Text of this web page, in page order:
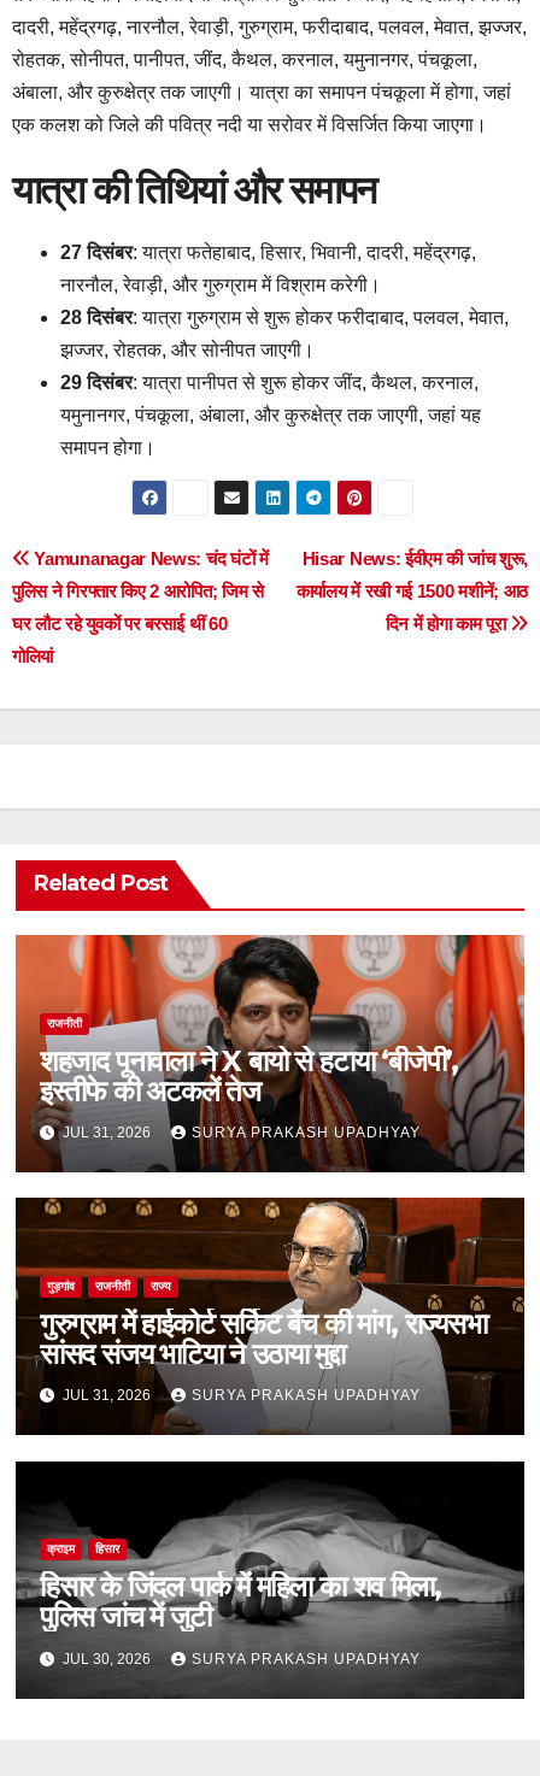
दादरी, महेंद्रगढ़, नारनौल, रेवाड़ी, गुरुग्राम, फरीदाबाद, पलवल, मेवात, झज्जर,
रोहतक, सोनीपत, पानीपत, जींद, कैथल, करनाल, यमुनानगर, पंचकूला,
अंबाला, और कुरुक्षेत्र तक जाएगी। यात्रा का समापन पंचकूला में होगा, जहां
एक कलश को जिले की पवित्र नदी या सरोवर में विसर्जित किया जाएगा।
यात्रा की तिथियां और समापन
27 दिसंबर: यात्रा फतेहाबाद, हिसार, भिवानी, दादरी, महेंद्रगढ़,
नारनौल, रेवाड़ी, और गुरुग्राम में विश्राम करेगी।
28 दिसंबर: यात्रा गुरुग्राम से शुरू होकर फरीदाबाद, पलवल, मेवात,
झज्जर, रोहतक, और सोनीपत जाएगी।
29 दिसंबर: यात्रा पानीपत से शुरू होकर जींद, कैथल, करनाल,
यमुनानगर, पंचकूला, अंबाला, और कुरुक्षेत्र तक जाएगी, जहां यह
समापन होगा।
Post
navigation
Hisar News: ईवीएम की जांच शुरू,
कार्यालय में रखी गई 1500 मशीनें; आठ
दिन में होगा काम पूरा
Yamunanagar News: चंद घंटों में
पुलिस ने गिरफ्तार किए 2 आरोपित; जिम से
घर लौट रहे युवकों पर बरसाई थीं 60
गोलियां
Related Post
राजनीती
शहजाद पूनावाला ने X बायो से हटाया ‘बीजेपी’,
इस्तीफे की अटकलें तेज
JUL 31, 2026 SURYA PRAKASH UPADHYAY
गुड़गांव राजनीती राज्य
गुरुग्राम में हाईकोर्ट सर्किट बेंच की मांग, राज्यसभा
सांसद संजय भाटिया ने उठाया मुद्दा
JUL 31, 2026 SURYA PRAKASH UPADHYAY
क्राइम हिसार
हिसार के जिंदल पार्क में महिला का शव मिला,
पुलिस जांच में जुटी
JUL 30, 2026 SURYA PRAKASH UPADHYAY